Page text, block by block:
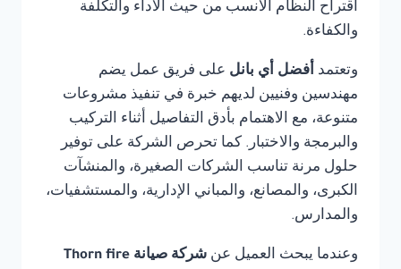
اقتراح النظام الأنسب من حيث الأداء والتكلفة
والكفاءة.
وتعتمد أفضل أي بانل على فريق عمل يضم
مهندسين وفنيين لديهم خبرة في تنفيذ مشروعات
متنوعة، مع الاهتمام بأدق التفاصيل أثناء التركيب
والبرمجة والاختبار. كما تحرص الشركة على توفير
حلول مرنة تناسب الشركات الصغيرة، والمنشآت
الكبرى، والمصانع، والمباني الإدارية، والمستشفيات،
والمدارس.
وعندما يبحث العميل عن
شركة صيانة Thorn fire